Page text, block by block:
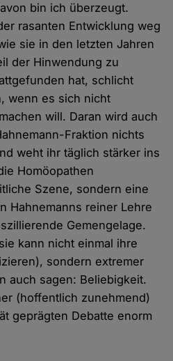
bin ich überzeugt.
rasanten Entwicklung weg
sie in den letzten Jahren
der Hinwendung zu
hat, schlicht
wenn es sich nicht
will. Daran wird auch
Fraktion nichts
weht ihr täglich stärker ins
Homöopathen
Szene, sondern eine
Hahnemanns reiner Lehre
Gemengelage.
kann nicht einmal ihre
sondern extremer
auch sagen: Beliebigkeit.
(hoffentlich zunehmend)
geprägten Debatte enorm